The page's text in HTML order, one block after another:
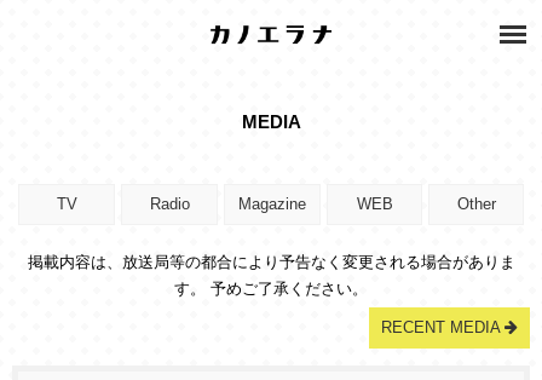
MEDIA
TV Radio Magazine WEB Other
掲載内容は、放送局等の都合により予告なく変更される場合がありま
す。 予めご了承ください。
RECENT MEDIA